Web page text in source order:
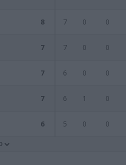
8 7 0 0
7 7 0 0
7 6 0 0
7 6 1 0
6 5 0 0